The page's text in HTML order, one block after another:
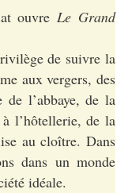
ouvreLe Grand
de suivre la
aux vergers, des
de l’abbaye, de la
l’hôtellerie, de la
au cloître. Dans
dans un monde
idéale.